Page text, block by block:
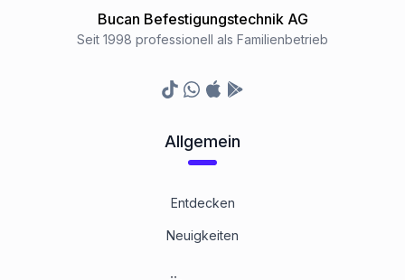
Bucan Befestigungstechnik AG
Seit 1998 professionell als Familienbetrieb
TikTokWhatsapp
Appstore
Google Play Store
Allgemein
Entdecken
Neuigkeiten